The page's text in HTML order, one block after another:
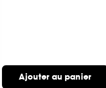
Ajouter au panier